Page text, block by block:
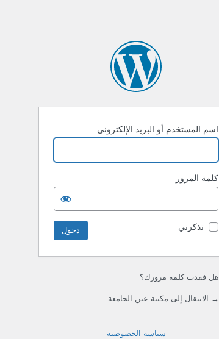
اسم المستخدم أو البريد الإلكتروني
كلمة المرور
تذكرني
هل فقدت كلمة مرورك؟
→ الانتقال إلى مكتبة عين الجامعة
سياسة الخصوصية